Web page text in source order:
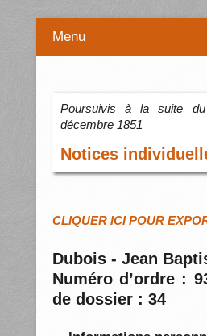
Menu
Poursuivis à la suite
décembre 1851
Notices
CLIQUER ICI POUR
Dubois - Jean
Numéro d’ordre :
de dossier : 34